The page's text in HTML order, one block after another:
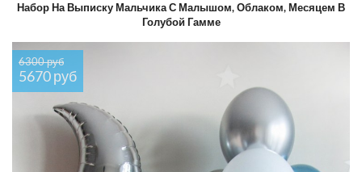
Набор На Выписку Мальчика С Малышом, Облаком, Месяцем В
Голубой Гамме
6300 руб
5670 руб